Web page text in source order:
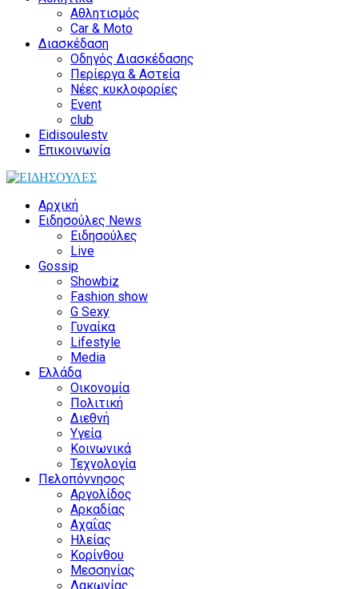
Αθλητισμός
Car & Moto
Διασκέδαση
Οδηγός Διασκέδασης
Περίεργα & Αστεία
Νέες κυκλοφορίες
Event
club
Eidisoulestv
Επικοινωνία
Αρχική
Ειδησούλες News
Ειδησούλες
Live
Gossip
Showbiz
Fashion show
G Sexy
Γυναίκα
Lifestyle
Media
Ελλάδα
Οικονομία
Πολιτική
Διεθνή
Υγεία
Κοινωνικά
Τεχνολογία
Πελοπόννησος
Αργολίδος
Αρκαδίας
Αχαΐας
Ηλείας
Κορίνθου
Μεσσηνίας
Λακωνίας